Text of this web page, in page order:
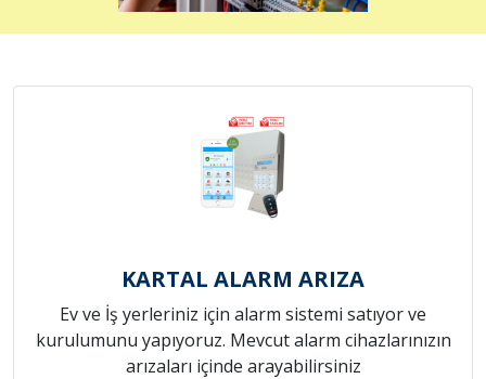
KARTAL ALARM ARIZA
Ev ve İş yerleriniz için alarm sistemi satıyor ve
kurulumunu yapıyoruz. Mevcut alarm cihazlarınızın
arızaları içinde arayabilirsiniz